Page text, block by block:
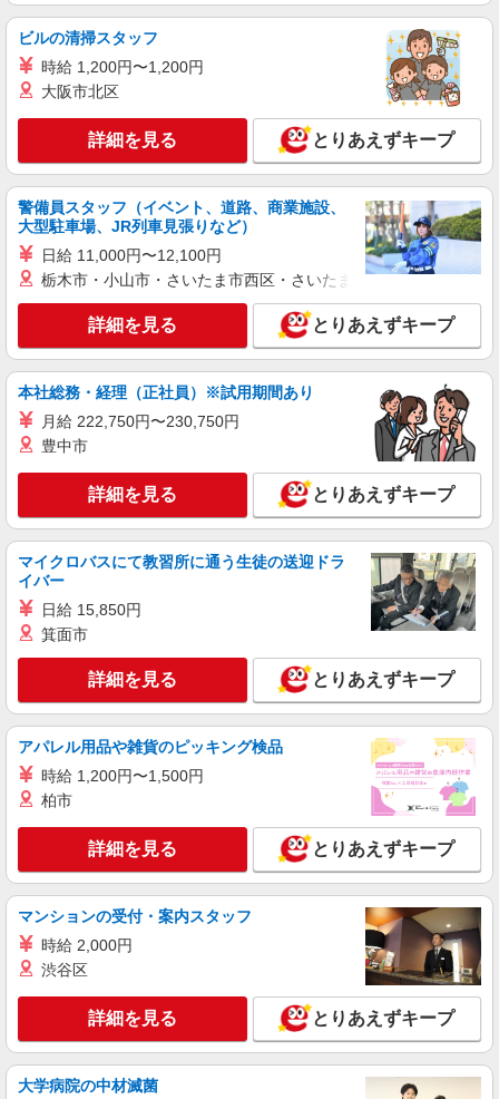
手当 〇休日勤務手当 〇無事故無違反表彰金 〇サ
ービス提供8件目以降手当 〇年末年始勤務手当
愛知県一宮市平和1-9-1 サンローズ平和2F
キープ 詳細を見る
派遣社員 紹介予定派遣
株式会社トラストグロース 中部支社
住宅型有料老人ホーム内での看護護業務全般
給与詳細 ※経験・資格考慮します！ 派遣時
給：2100円〜2200円
詳細を見る
ビルの清掃スタッフ
時給 1,200円〜1,200円
大阪市北区
詳細を見る とりあえずキープ
警備員スタッフ（イベント、道路、商業施設、
大型駐車場、JR列車見張りなど）
日給 11,000円〜12,100円
栃木市・小山市・さいたま市西区・さいたま市岩槻区・久喜市・
詳細を見る とりあえずキープ
本社総務・経理（正社員）※試用期間あり
月給 222,750円〜230,750円
豊中市
詳細を見る とりあえずキープ
マイクロバスにて教習所に通う生徒の送迎ドラ
イバー
日給 15,850円
箕面市
詳細を見る とりあえずキープ
アパレル用品や雑貨のピッキング検品
時給 1,200円〜1,500円
柏市
詳細を見る とりあえずキープ
マンションの受付・案内スタッフ
時給 2,000円
渋谷区
詳細を見る とりあえずキープ
大学病院の中材滅菌